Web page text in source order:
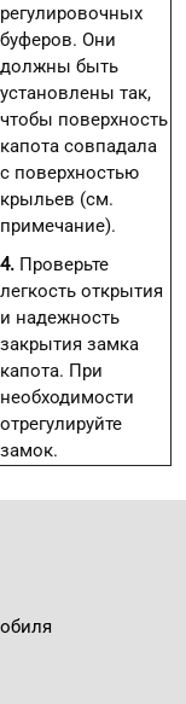
регулировочных
буферов. Они
должны быть
установлены так,
чтобы поверхность
капота совпадала
с поверхностью
крыльев (см.
примечание).
4. Проверьте
легкость открытия
и надежность
закрытия замка
капота. При
необходимости
отрегулируйте
замок.